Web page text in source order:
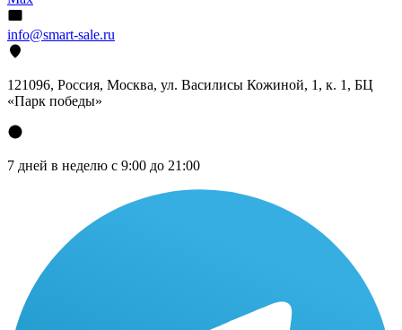
info@smart-sale.ru
121096, Россия, Москва, ул. Василисы Кожиной, 1, к. 1, БЦ
«Парк победы»
7 дней в неделю с 9:00 до 21:00